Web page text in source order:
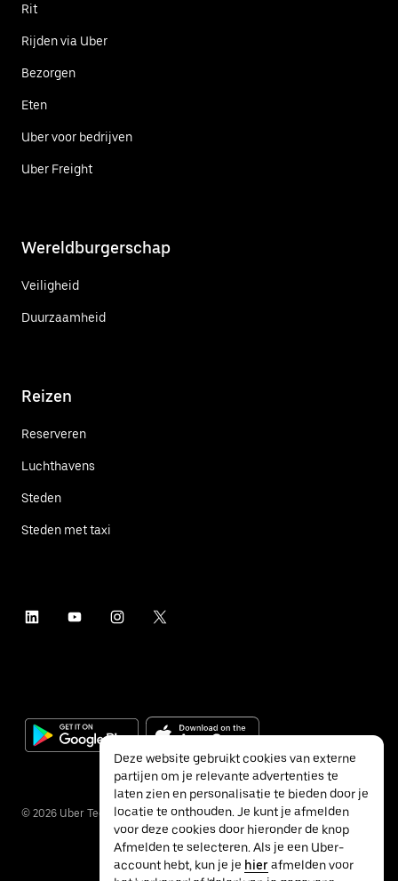
Rit
Rijden via Uber
Bezorgen
Eten
Uber voor bedrijven
Uber Freight
Wereldburgerschap
Veiligheid
Duurzaamheid
Reizen
Reserveren
Luchthavens
Steden
Steden met taxi
© 2026 Uber Technologies Inc.
Deze website gebruikt cookies van externe
partijen om je relevante advertenties te
laten zien en personalisatie te bieden door je
locatie te onthouden. Je kunt je afmelden
voor deze cookies door hieronder de knop
Afmelden te selecteren. Als je een Uber-
account hebt, kun je je hierafmelden voor